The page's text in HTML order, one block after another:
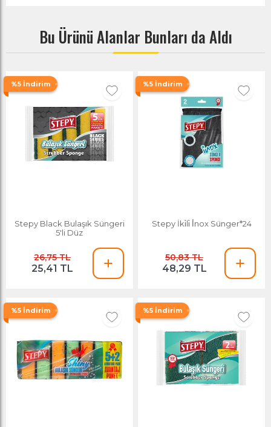
Bu Ürünü Alanlar Bunları da Aldı
%5 İndirim
Stepy Black Bulaşık Süngeri
5'li Düz
26,75 TL
25,41 TL
%5 İndirim
Stepy İki̇li̇ İ̇nox Sünger*24
50,83 TL
48,29 TL
%5 İndirim %5 İndirim